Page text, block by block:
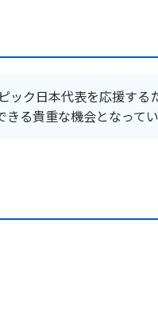
ク日本代表を応援す
る貴重な機会となってい